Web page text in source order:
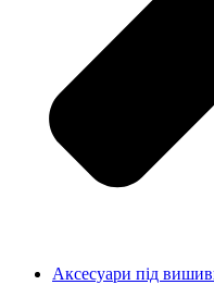
Аксесуари під